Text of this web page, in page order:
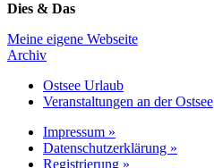
Dies & Das
Meine eigene Webseite
Archiv
Ostsee Urlaub
Veranstaltungen an der Ostsee
Impressum »
Datenschutzerklärung »
Registrierung »